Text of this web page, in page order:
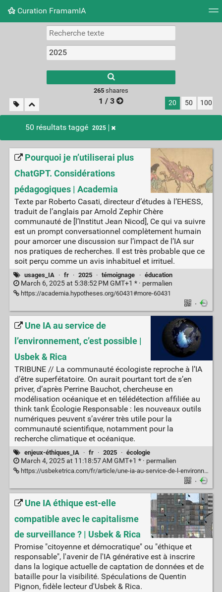
Curation FramamIA
Nuage de tags Mur d'images
265shaares
1 / 3 20 50 100
50 résultats taggé 2025
Pourquoi je n’utiliserai plus
ChatGPT. Considérations
pédagogiques | Academia
Texte par Roberto Casati, directeur d’études à l’EHESS,
traduit de l’anglais par Arnold Zephir Chère
communauté de [l’Institut Jean Nicod], Ce qui va suivre
est un prompt conversationnel complètement humain
pour amorcer une discussion sur l’impact de l’IA sur
nos pratiques de recherches. Il est très probable que ce
soit perçu comme un avis inhabituel et irrituel.
usages_IA · fr · 2025 · témoignage · éducation
March 6, 2025 at 5:38:52 PM GMT+1 * · permalien
https://academia.hypotheses.org/60431#more-60431
·
Une IA au service de
l’environnement, c’est possible |
Usbek & Rica
TRIBUNE // La communauté écologiste reproche à l’IA
d’être superfétatoire. On aurait pourtant tort de s’en
priver, d’après Perrine Bauchot, chercheuse en
modélisation océanique et en télédétection affiliée au
think tank Écologie Responsable : les nouveaux outils
numériques peuvent s’avérer très utile pour la
communauté scientifique, notamment pour la
recherche climatique et océanique.
enjeux-éthiques_IA · fr · 2025 · écologie
March 4, 2025 at 11:18:57 AM GMT+1 * · permalien
https://usbeketrica.com/fr/article/une-ia-au-service-de-l-environnement-c-est-possible
·
Une IA éthique est-elle
compatible avec le capitalisme
de surveillance ? | Usbek & Rica
Promise "citoyenne et démocratique" ou "éthique et
responsable", l'avenir de l'IA générative est à inscrire
dans la logique actuelle de captation de données et de
bataille pour la visibilité. Spéculations de Quentin
Pignon, fidèle lecteur d'Usbek & Rica.